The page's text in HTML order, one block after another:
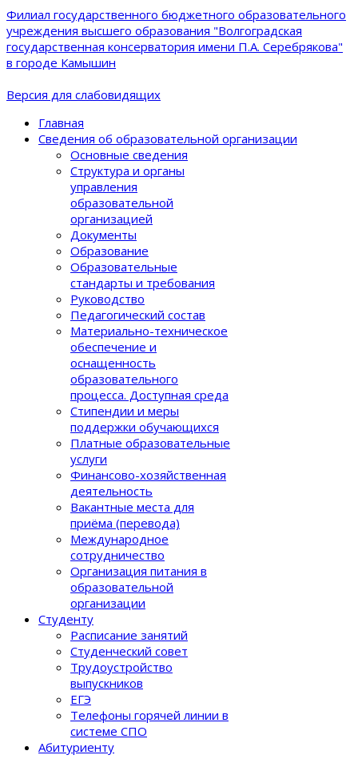
Филиал государственного бюджетного образовательного
учреждения высшего образования "Волгоградская
государственная консерватория имени П.А. Серебрякова"
в городе Камышин
Версия для слабовидящих
Главная
Сведения об образовательной организации
Основные сведения
Структура и органы
управления
образовательной
организацией
Документы
Образование
Образовательные
стандарты и требования
Руководство
Педагогический состав
Материально-техническое
обеспечение и
оснащенность
образовательного
процеcса. Доступная среда
Стипендии и меры
поддержки обучающихся
Платные образовательные
услуги
Финансово-хозяйственная
деятельность
Вакантные места для
приёма (перевода)
Международное
сотрудничество
Организация питания в
образовательной
организации
Студенту
Расписание занятий
Студенческий совет
Трудоустройство
выпускников
ЕГЭ
Телефоны горячей линии в
системе СПО
Абитуриенту